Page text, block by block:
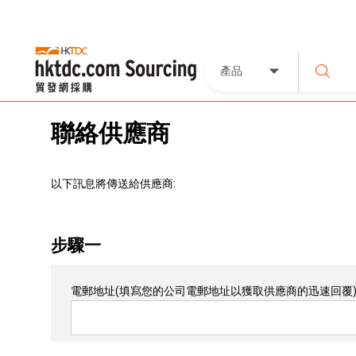
產品
聯絡供應商
以下訊息將傳送給供應商:
步驟一
電郵地址(填寫您的公司電郵地址以獲取供應商的迅速回覆)